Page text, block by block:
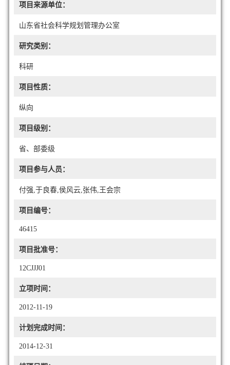
项目来源单位：
山东省社会科学规划管理办公室
研究类别：
科研
项目性质：
纵向
项目级别：
省、部委级
项目参与人员：
付强,于良春,侯风云,张伟,王会宗
项目编号：
46415
项目批准号：
12CJJJ01
立项时间：
2012-11-19
计划完成时间：
2014-12-31